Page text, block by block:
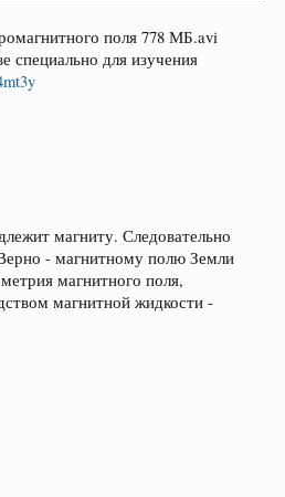
поля 778 МБ.avi
специально для изучения
магниту. Следовательно
- магнитному полю Земли
магнитного поля,
магнитной жидкости -